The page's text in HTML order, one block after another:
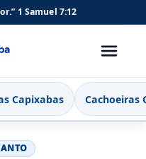
1 Samuel 7:12
da Gema
Capixabas Cachoeiras